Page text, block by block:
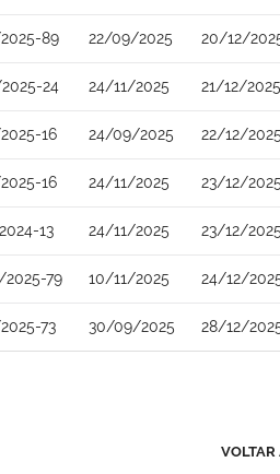
89 22/09/2025 20/12/
24 24/11/2025 21/12/2025
16 24/09/2025 22/12/2025
16 24/11/2025 23/12/2025
13 24/11/2025 23/12/2025
79 10/11/2025 24/12/
73 30/09/2025 28/12/
VOLTAR